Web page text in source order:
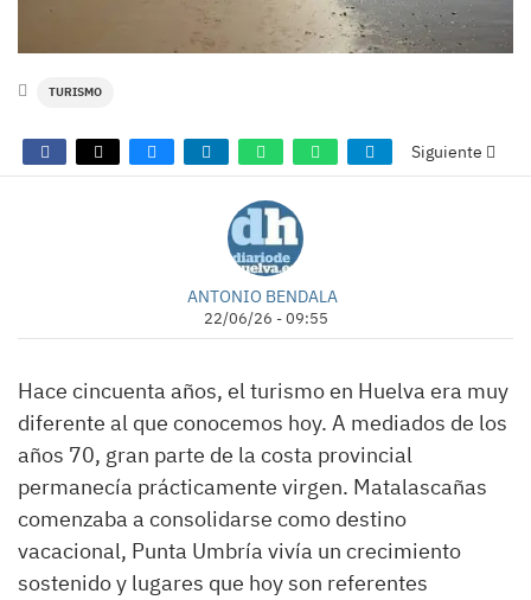
TURISMO
Siguiente
ANTONIO BENDALA
22/06/26 - 09:55
Hace cincuenta años, el turismo en Huelva era muy
diferente al que conocemos hoy. A mediados de los
años 70, gran parte de la costa provincial
permanecía prácticamente virgen. Matalascañas
comenzaba a consolidarse como destino
vacacional, Punta Umbría vivía un crecimiento
sostenido y lugares que hoy son referentes